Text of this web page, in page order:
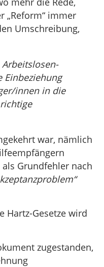
„Reform“ immer
Umschreibung,
Einbeziehung
innen in die
war, nämlich
Grundfehler nach
Hartz-Gesetze wird
zugestanden,